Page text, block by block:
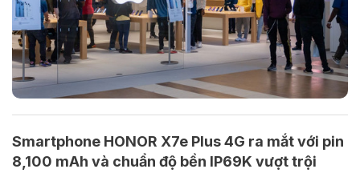
Smartphone HONOR X7e Plus 4G ra mắt với pin
8,100 mAh và chuẩn độ bền IP69K vượt trội